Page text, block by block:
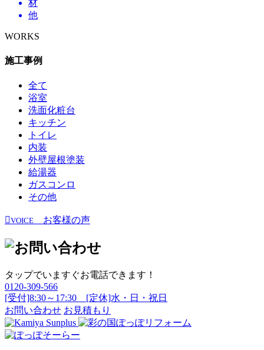
材
他
WORKS
施工事例
全て
浴室
洗面化粧台
キッチン
トイレ
内装
外壁屋根塗装
給湯器
ガスコンロ
その他
VOICE お客様の声
タップでいますぐお電話できます！
0120-309-566
[受付]8:30～17:30 [定休]水・日・祝日
お問い合わせ お見積もり